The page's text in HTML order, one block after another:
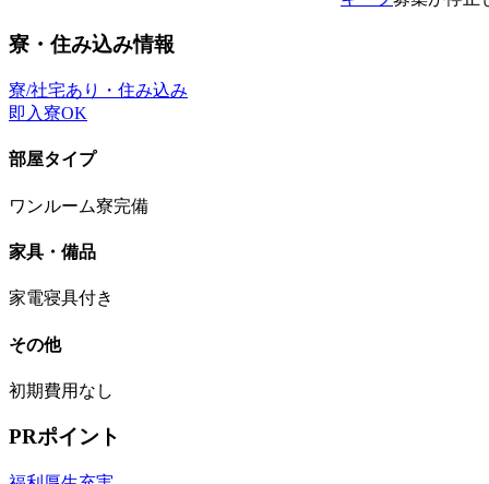
寮・住み込み情報
寮/社宅あり・住み込み
即入寮OK
部屋タイプ
ワンルーム寮完備
家具・備品
家電寝具付き
その他
初期費用なし
PRポイント